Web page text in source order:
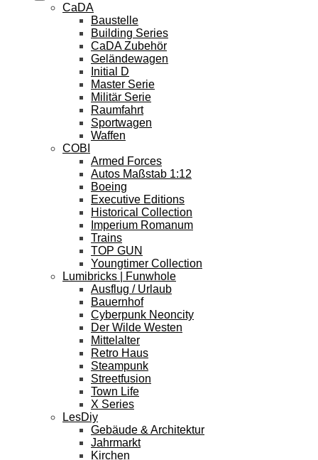
CaDA
Baustelle
Building Series
CaDA Zubehör
Geländewagen
Initial D
Master Serie
Militär Serie
Raumfahrt
Sportwagen
Waffen
COBI
Armed Forces
Autos Maßstab 1:12
Boeing
Executive Editions
Historical Collection
Imperium Romanum
Trains
TOP GUN
Youngtimer Collection
Lumibricks | Funwhole
Ausflug / Urlaub
Bauernhof
Cyberpunk Neoncity
Der Wilde Westen
Mittelalter
Retro Haus
Steampunk
Streetfusion
Town Life
X Series
LesDiy
Gebäude & Architektur
Jahrmarkt
Kirchen